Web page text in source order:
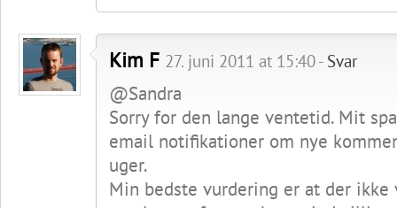
Kim F 27. juni 2011 at 15:40 - Svar
@Sandra
Sorry for den lange ventetid. Mit
email notifikationer om nye
uger.
Min bedste vurdering er at der